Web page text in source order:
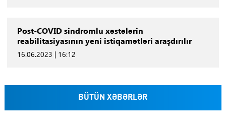
Post-COVID sindromlu xəstələrin
reabilitasiyasının yeni istiqamətləri araşdırılır
16.06.2023 | 16:12
BÜTÜN XƏBƏRLƏR